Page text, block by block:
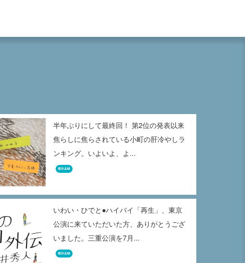
半年ぶりにして最終回！ 第2位の発表以来
焦らしに焦らされている小町の肝冷やしラ
ンキング。いよいよ、よ...
REGULAR
いわい・ひでと●ハイバイ「再生」、東京
公演に来ていただいた方、ありがとうござ
いました。三重公演を7月...
REGULAR